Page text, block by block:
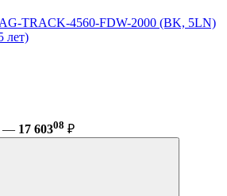
TRACK-4560-FDW-2000 (BK, 5LN)
лет)
— 17 60308 ₽